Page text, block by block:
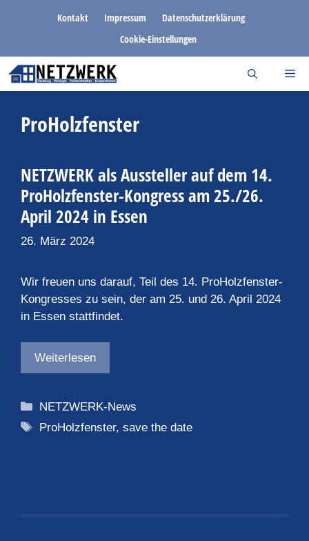
Kontakt Impressum
Datenschutzerklärung
Cookie-Einstellungen
ProHolzfenster
NETZWERK als Aussteller auf dem 14.
ProHolzfenster-Kongress am 25./26.
April 2024 in Essen
26. März 2024
Wir freuen uns darauf, Teil des 14. ProHolzfenster-
Kongresses zu sein, der am 25. und 26. April 2024
in Essen stattfindet.
Weiterlesen
Kategorien
NETZWERK-News
Schlagwörter
ProHolzfenster,save the date